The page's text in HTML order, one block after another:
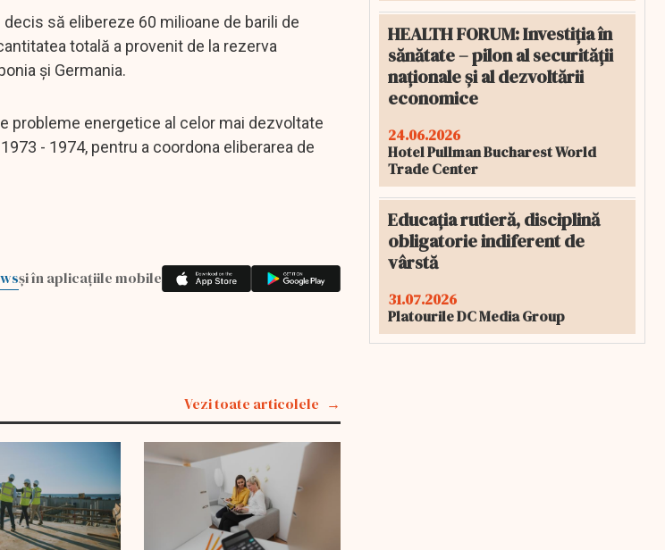
să elibereze 60 milioane de barili de
totală a provenit de la rezerva
şi Germania.
probleme energetice al celor mai dezvoltate
- 1974, pentru a coordona eliberarea de
și în aplicațiile mobile
Vezi toate articolele
HEALTH FORUM: Investiția în
sănătate – pilon al securității
naționale și al dezvoltării
economice
24.06.2026
Hotel Pullman Bucharest World
Trade Center
Educația rutieră, disciplină
obligatorie indiferent de
vârstă
31.07.2026
Platourile DC Media Group